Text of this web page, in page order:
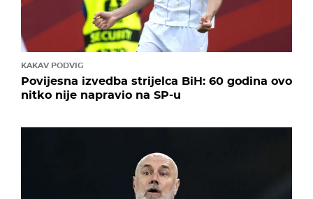
KAKAV PODVIG
Povijesna izvedba strijelca BiH: 60 godina ovo
nitko nije napravio na SP-u